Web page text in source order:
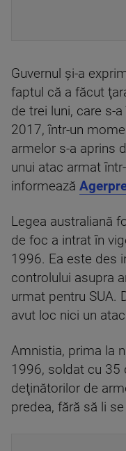
Guvernul şi-a
faptul că a făcut
de trei luni, care s-
2017, într-un
armelor s-a aprins
unui atac armat
informează
Legea australiană
de foc a intrat în
1996. Ea este des
controlului asupra
urmat pentru SUA.
avut loc nici un
Amnistia, prima la
1996, soldat cu 35
deţinătorilor de
predea, fără să li